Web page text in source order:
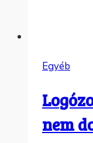
Egyéb
nem